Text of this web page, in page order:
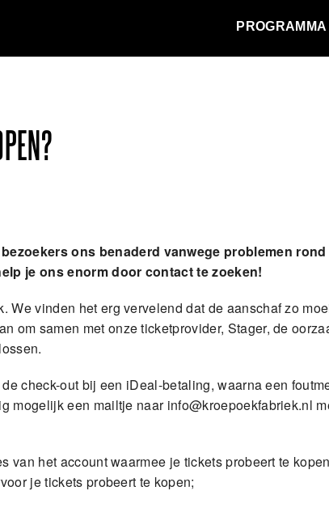
PROGRAMMA
ons benaderd vanwege problemen
je ons enorm door contact te zoeken!
We vinden het erg vervelend dat de aanschaf zo
om samen met onze ticketprovider, Stager, de
check-out bij een iDeal-betaling, waarna een
mogelijk een mailtje naar info@kroepoekfabriek.nl
van het account waarmee je tickets probeert te
je tickets probeert te kopen;